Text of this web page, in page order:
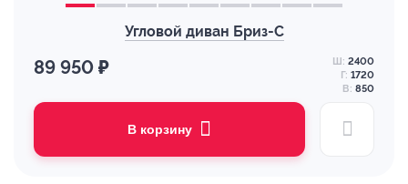
Угловой диван Бриз-С
89 950 ₽ Ш: 2400
Г: 1720
В: 850
В корзину